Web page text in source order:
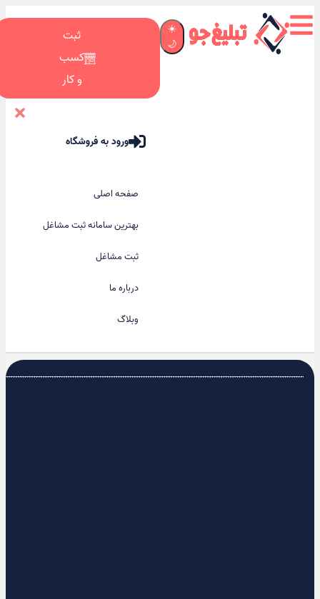
☀️
🌙
ثبت
کسب
و کار
ورود به فروشگاه
صفحه اصلی
بهترین سامانه ثبت مشاغل
ثبت مشاغل
درباره ما
وبلاگ